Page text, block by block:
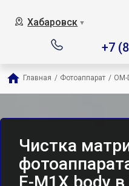
Хабаровск ▼
+7
Главная / Фотоаппарат /
Чистка